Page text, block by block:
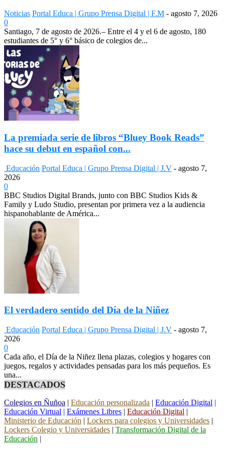
Noticias Portal Educa | Grupo Prensa Digital | F.M - agosto 7, 2026
0
Santiago, 7 de agosto de 2026.– Entre el 4 y el 6 de agosto, 180
estudiantes de 5° y 6° básico de colegios de...
La premiada serie de libros “Bluey Book Reads”
hace su debut en español con...
Educación Portal Educa | Grupo Prensa Digital | J.V - agosto 7,
2026
0
BBC Studios Digital Brands, junto con BBC Studios Kids &
Family y Ludo Studio, presentan por primera vez a la audiencia
hispanohablante de América...
El verdadero sentido del Día de la Niñez
Educación Portal Educa | Grupo Prensa Digital | J.V - agosto 7,
2026
0
Cada año, el Día de la Niñez llena plazas, colegios y hogares con
juegos, regalos y actividades pensadas para los más pequeños. Es
una...
DESTACADOS
Colegios en Ñuñoa | Educación personalizada | Educación Digital |
Educación Virtual | Exámenes Libres | Educación Digital |
Ministerio de Educación | Lockers para colegios y Universidades |
Lockers Colegio y Universidades | Transformación Digital de la
Educación |